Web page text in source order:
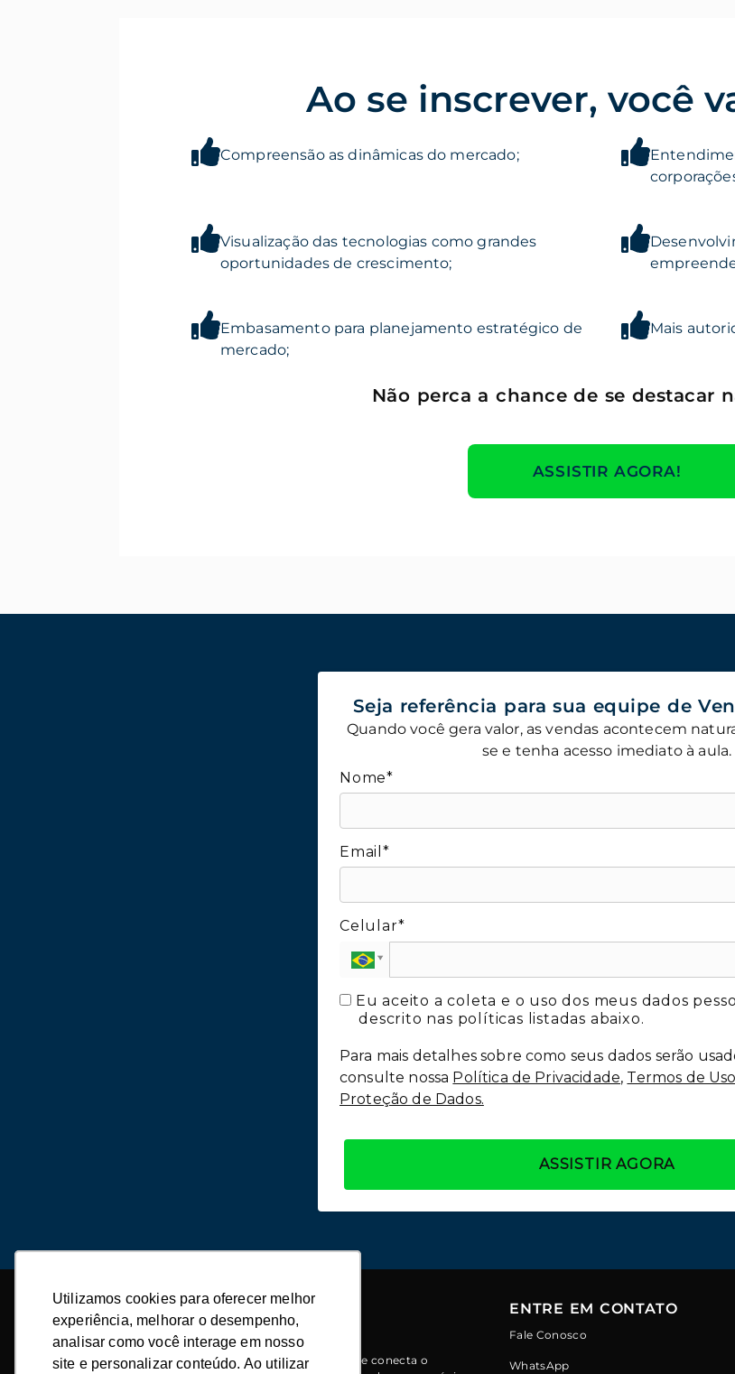
Utilizamos cookies para oferecer melhor
experiência, melhorar o desempenho,
analisar como você interage em nosso
site e personalizar conteúdo. Ao utilizar
Utilizamos cookies para oferecer melhor
experiência, melhorar o desempenho,
analisar como você interage em nosso
site e personalizar conteúdo. Ao utilizar
Ao se inscrever, você
Compreensão as dinâmicas do mercado;
Visualização das tecnologias como grandes
oportunidades de crescimento;
Embasamento para planejamento estratégico de
mercado;
Mais
Não perca a chance de se destacar
ASSISTIR AGORA!
Seja referência para sua equipe de
Quando você gera valor, as vendas acontecem
se e tenha acesso imediato à aula.
Nome*
Email*
Celular*
Eu aceito a coleta e o uso dos meus dados
descrito nas políticas listadas abaixo.
Para mais detalhes sobre como seus dados serão
consulte nossa Política de Privacidade, Termos de Uso
Proteção de Dados.
ASSISTIR AGORA
Agroadvance, Escola de Negócios Agro que conecta o
ENTRE EM CONTATO
Fale Conosco
WhatsApp